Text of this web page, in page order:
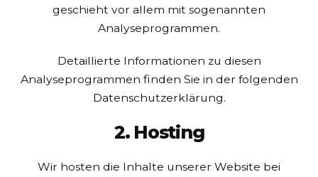
geschieht vor allem mit sogenannten
Analyseprogrammen.
Detaillierte Informationen zu diesen
Analyseprogrammen finden Sie in der folgenden
Datenschutzerklärung.
2. Hosting
Wir hosten die Inhalte unserer Website bei